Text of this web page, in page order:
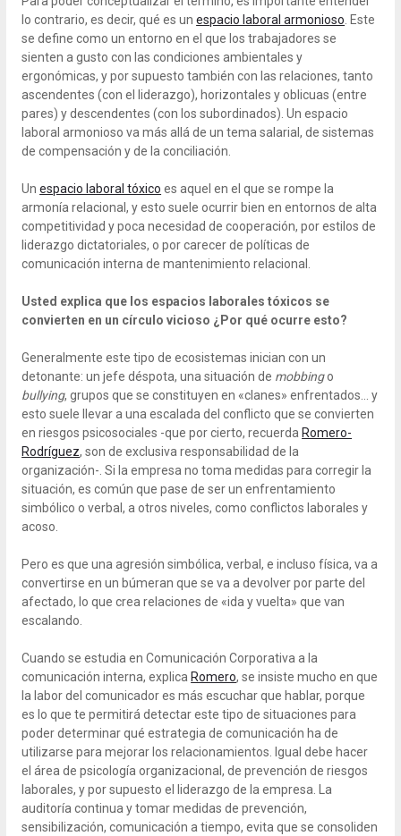
lo contrario, es decir, qué es unespacio laboral armonioso. Este
se define como un entorno en el que los trabajadores se
sienten a gusto con las condiciones ambientales y
ergonómicas, y por supuesto también con las relaciones, tanto
ascendentes (con el liderazgo), horizontales y oblicuas (entre
pares) y descendentes (con los subordinados). Un espacio
laboral armonioso va más allá de un tema salarial, de sistemas
de compensación y de la conciliación.
Unespacio laboral tóxico es aquel en el que se rompe la
armonía relacional, y esto suele ocurrir bien en entornos de alta
competitividad y poca necesidad de cooperación, por estilos de
liderazgo dictatoriales, o por carecer de políticas de
comunicación interna de mantenimiento relacional.
Usted explica que los espacios laborales tóxicos se
convierten en un círculo vicioso ¿Por qué ocurre esto?
Generalmente este tipo de ecosistemas inician con un
detonante: un jefe déspota, una situación de mobbingo
bullying, grupos que se constituyen en «clanes» enfrentados… y
esto suele llevar a una escalada del conflicto que se convierten
en riesgos psicosociales -que por cierto, recuerda Romero-
Rodríguez, son de exclusiva responsabilidad de la
organización-. Si la empresa no toma medidas para corregir la
situación, es común que pase de ser un enfrentamiento
simbólico o verbal, a otros niveles, como conflictos laborales y
acoso.
Pero es que una agresión simbólica, verbal, e incluso física, va a
convertirse en un búmeran que se va a devolver por parte del
afectado, lo que crea relaciones de «ida y vuelta» que van
escalando.
Cuando se estudia en Comunicación Corporativa a la
comunicación interna, explica Romero, se insiste mucho en que
la labor del comunicador es más escuchar que hablar, porque
es lo que te permitirá detectar este tipo de situaciones para
poder determinar qué estrategia de comunicación ha de
utilizarse para mejorar los relacionamientos. Igual debe hacer
el área de psicología organizacional, de prevención de riesgos
laborales, y por supuesto el liderazgo de la empresa. La
auditoría continua y tomar medidas de prevención,
sensibilización, comunicación a tiempo, evita que se consoliden